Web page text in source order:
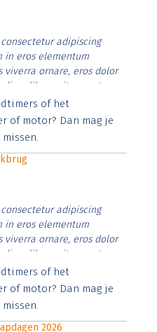
adipiscing
in eros elementum
viverra ornare, eros dolor
libero vitae erat.
cursus id rutrum lorem
risus tristique posuere.
of het
of motor? Dan mag je
adipiscing
in eros elementum
viverra ornare, eros dolor
libero vitae erat.
cursus id rutrum lorem
risus tristique posuere.
of het
of motor? Dan mag je
2026